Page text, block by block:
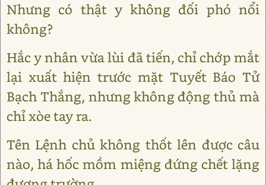
Nhưng có thật y không đối phó nổi
không?
Hắc y nhân vừa lùi đã tiến, chỉ chớp mắt
lại xuất hiện trước mặt Tuyết Báo Tử
Bạch Thắng, nhưng không động thủ mà
chỉ xòe tay ra.
Tên Lệnh chủ không thốt lên được câu
nào, há hốc mồm miệng đứng chết lặng